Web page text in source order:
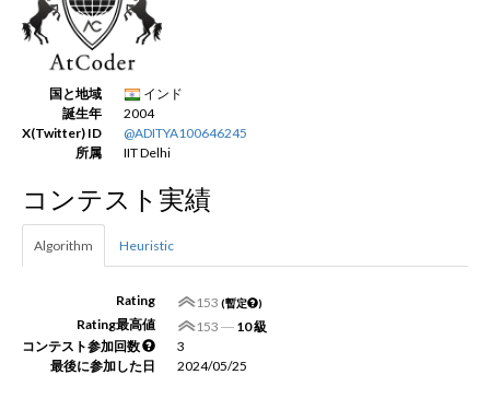
新規登録
国と地域
インド
誕生年
2004
X(Twitter) ID
@ADITYA100646245
所属
IIT Delhi
コンテスト実績
Algorithm Heuristic
Rating 153 (暫定 )
Rating最高値 153 ― 10 級
コンテスト参加回数
3
最後に参加した日
2024/05/25